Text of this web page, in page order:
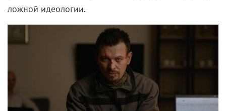
ложной идеологии.